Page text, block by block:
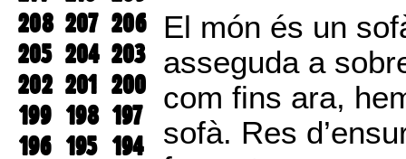
208 207 206
205 204 203
202 201 200
199 198 197
196 195 194
El món és un
asseguda a
com fins ara,
sofà. Res